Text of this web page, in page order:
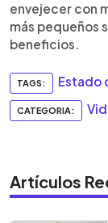
envejecer con
más pequeños
beneficios.
TAGS: Estado
CATEGORIA:
Artículos